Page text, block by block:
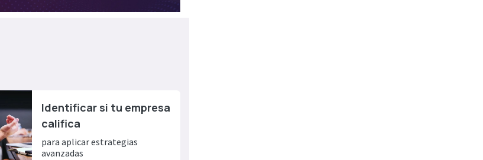
Identificar si tu empresa
califica
para aplicar estrategias
avanzadas​